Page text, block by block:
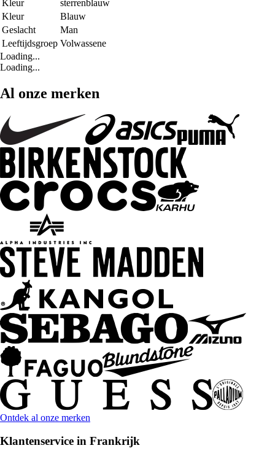
Kleur
sterrenblauw
Kleur
Blauw
Geslacht
Man
Leeftijdsgroep Volwassene
Loading...
Loading...
Al onze merken
Ontdek al onze merken
Klantenservice in Frankrijk